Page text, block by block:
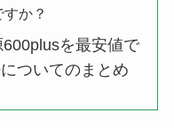
か？
を最安値で
ついてのまとめ